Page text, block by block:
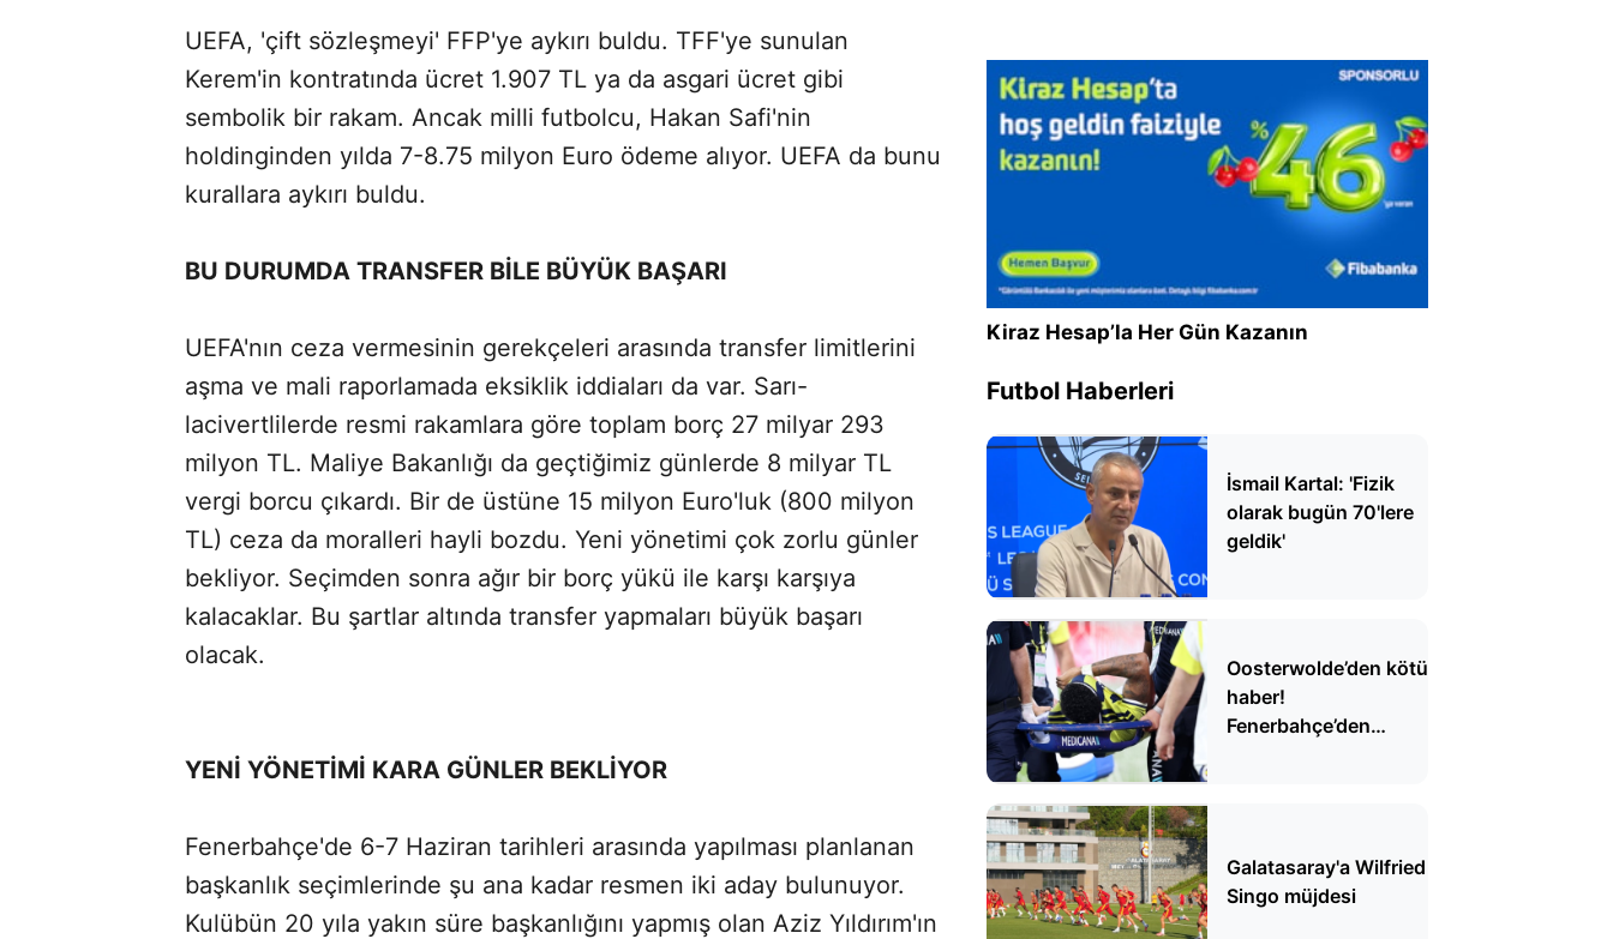
UEFA, 'çift sözleşmeyi' FFP'ye aykırı buldu. TFF'ye sunulan
Kerem'in kontratında ücret 1.907 TL ya da asgari ücret gibi
sembolik bir rakam. Ancak milli futbolcu, Hakan Safi'nin
holdinginden yılda 7-8.75 milyon Euro ödeme alıyor. UEFA da bunu
kurallara aykırı buldu.
BU DURUMDA TRANSFER BİLE BÜYÜK BAŞARI
UEFA'nın ceza vermesinin gerekçeleri arasında transfer limitlerini
aşma ve mali raporlamada eksiklik iddiaları da var. Sarı-
lacivertlilerde resmi rakamlara göre toplam borç 27 milyar 293
milyon TL. Maliye Bakanlığı da geçtiğimiz günlerde 8 milyar TL
vergi borcu çıkardı. Bir de üstüne 15 milyon Euro'luk (800 milyon
TL) ceza da moralleri hayli bozdu. Yeni yönetimi çok zorlu günler
bekliyor. Seçimden sonra ağır bir borç yükü ile karşı karşıya
kalacaklar. Bu şartlar altında transfer yapmaları büyük başarı
olacak.
YENİ YÖNETİMİ KARA GÜNLER BEKLİYOR
Fenerbahçe'de 6-7 Haziran tarihleri arasında yapılması planlanan
başkanlık seçimlerinde şu ana kadar resmen iki aday bulunuyor.
Kulübün 20 yıla yakın süre başkanlığını yapmış olan Aziz Yıldırım'ın
Kiraz Hesap’la Her Gün Kazanın
Futbol Haberleri
İsmail Kartal: 'Fizik
olarak bugün 70'lere
geldik'
Oosterwolde’den kötü
haber!
Fenerbahçe’den
Galatasaray'a Wilfried
Singo müjdesi